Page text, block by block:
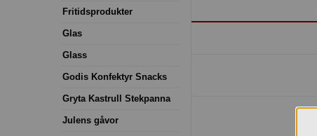
Fritidsprodukter
Glas
Glass
Godis Konfektyr Snacks
Gryta Kastrull Stekpanna
Julens gåvor